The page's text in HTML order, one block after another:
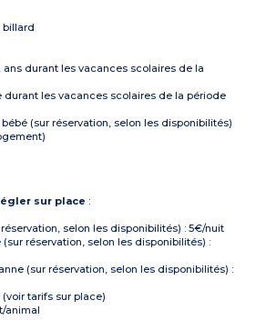
billard
ans durant les vacances scolaires de la
durant les vacances scolaires de la période
(sur réservation, selon les disponibilités)
sur place :
selon les disponibilités) : 5€/nuit
réservation, selon les disponibilités) :
(sur réservation, selon les disponibilités) :
tarifs sur place)
animal